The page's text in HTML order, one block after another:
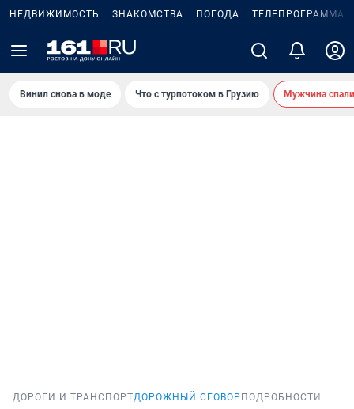
НЕДВИЖИМОСТЬ ЗНАКОМСТВА ПОГОДА ТЕЛЕПРОГРАММА
Винил снова в моде Что с турпотоком в Грузию Мужчина
ДОРОГИ И ТРАНСПОРТДОРОЖНЫЙ СГОВОР ПОДРОБНОСТИ